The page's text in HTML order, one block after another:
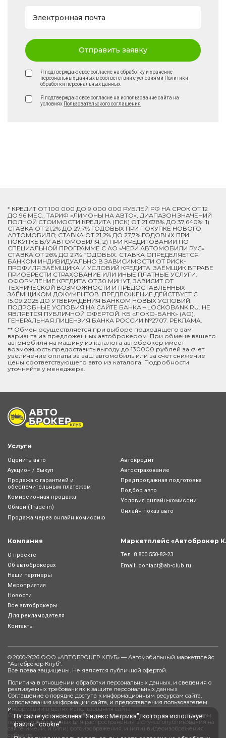
На сайте установлена "Яндекс.Метрика", которая использует
файлы "cookie"
Электронная почта
Отправить заявку
Я подтверждаю свое согласие на обработку и хранение
персональных данных в соответствии с условиями Политики
обработки персональных данных
Я подтверждаю свое согласие на использование сайта на
условиях Пользовательского соглашения
* КРЕДИТ ОТ 100 000 ДО 9 000 000 РУБЛЕЙ РФ НА СРОК ОТ 12
ДО 96 МЕС., ТАРИФ «ЛИМОНЫ НА АВТО», ДИАПАЗОН ЗНАЧЕНИЙ
ПОЛНОЙ СТОИМОСТИ КРЕДИТА (ПСК) ОТ 21,678% ДО 37,640%: 1)
СТАВКА ОТ 21,2% ДО 27,7% ГОДОВЫХ ПРИ ПОКУПКЕ НОВОГО
АВТОМОБИЛЯ; СТАВКА ОТ 21,2% ДО 27,7% ГОДОВЫХ ПРИ
ПОКУПКЕ Б/У АВТОМОБИЛЯ; 2) ПРИ КРЕДИТОВАНИИ ПО
СПЕЦИАЛЬНОЙ ПРОГРАММЕ C АО «ЧЕРИ АВТОМОБИЛИ РУС»
СТАВКА ОТ 26% ДО 27% ГОДОВЫХ. СТАВКА ОПРЕДЕЛЯЕТСЯ
БАНКОМ ИНДИВИДУАЛЬНО В ЗАВИСИМОСТИ ОТ РИСК-
ПРОФИЛЯ ЗАЁМЩИКА И УСЛОВИЙ КРЕДИТА. ЗАЁМЩИК ВПРАВЕ
ПРИОБРЕСТИ СТРАХОВАНИЕ ИЛИ ИНЫЕ ПЛАТНЫЕ УСЛУГИ.
ОФОРМЛЕНИЕ КРЕДИТА ОТ 30 МИНУТ, ЗАВИСИТ ОТ
ТЕХНИЧЕСКОЙ ВОЗМОЖНОСТИ И ПРЕДОСТАВЛЕННЫХ
ЗАЁМЩИКОМ ДОКУМЕНТОВ. ПРЕДЛОЖЕНИЕ ДЕЙСТВУЕТ С
15.09.2025 ДО УТВЕРЖДЕНИЯ БАНКОМ НОВЫХ УСЛОВИЙ.
ПОДРОБНЫЕ УСЛОВИЯ НА САЙТЕ БАНКА – LOCKOBANK.RU. НЕ
ЯВЛЯЕТСЯ ПУБЛИЧНОЙ ОФЕРТОЙ. КБ «ЛОКО-БАНК» (АО).
ГЕНЕРАЛЬНАЯ ЛИЦЕНЗИЯ БАНКА РОССИИ №2707. РЕКЛАМА.
** Обмен осуществляется при выборе подходящего вам
варианта из предложенных автоброкером. При обмене вашего
автомобиля на машину из каталога автоброкер имеет
возможность предоставить выгоду до 130000 рублей за счет
увеличение оплаты за ваш автомобиль или за счет снижение
цены соответствующего авто из каталога. Подробности
уточняйте у менеджера.
Услуги
Оценить авто
Аукцион / Выкуп
Продажа с гарантией и
обеспечительным платежом
Комиссионная продажа
Обмен (Trade-in)
Продажа через онлайн комиссию
Автокредит
Автострахование
Предпродажная подготовка
Подбор авто
Условия онлайн-комиcсии
Онлайн показ авто
Компания
О проекте
Об автоброкерах
Наши партнеры
Мероприятия
Новости
Все автоброкеры
Для рекламодателя
Контакты
Маркетплейс «Автоброкер
Тел. 8 800 550-82-23
Email: contact@ab-club.ru
© 2000-2026 ООО «АВТОБРОКЕР КЛУБ» — Автомобильный маркетплейс
"Автоброкер Клуб".
Все права защищены. Не является публичной офертой.
Политика в отношении обработки персональных данных, и сведения о
реализуемых требованиях к защите персональных данных
Соглашение о порядке доступа к информационным ресурсам сайта,
использования информации сайта, и предоставления пользователем
информации в целях использования сайта
Согласие на обработку персональных данных, разрешенных субъектом
персональных данных для распространения в случае опубликования на
сайте имени, и (или) фотоизображения, и (или) видеоизображения
субъекта